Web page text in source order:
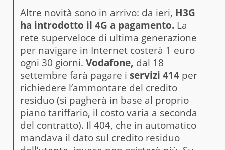
Altre novità sono in arrivo: da ieri, H3G
ha introdotto il 4G a pagamento.La
rete superveloce di ultima generazione
per navigare in Internet costerà 1 euro
ogni 30 giorni. Vodafone, dal 18
settembre farà pagare i servizi 414per
richiedere l’ammontare del credito
residuo (si pagherà in base al proprio
piano tariffario, il costo varia a seconda
del contratto). Il 404, che in automatico
mandava il dato sul credito residuo